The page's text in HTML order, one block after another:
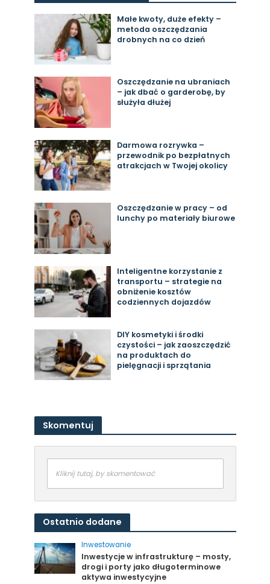
Małe kwoty, duże efekty –
metoda oszczędzania
drobnych na co dzień
Oszczędzanie na ubraniach
– jak dbać o garderobę, by
służyła dłużej
Darmowa rozrywka –
przewodnik po bezpłatnych
atrakcjach w Twojej okolicy
Oszczędzanie w pracy – od
lunchy po materiały biurowe
Inteligentne korzystanie z
transportu – strategie na
obniżenie kosztów
codziennych dojazdów
DIY kosmetyki i środki
czystości – jak zaoszczędzić
na produktach do
pielęgnacji i sprzątania
Skomentuj
Kliknij tutaj, by skomentować
Ostatnio dodane
Inwestowanie
Inwestycje w infrastrukturę – mosty,
drogi i porty jako długoterminowe
aktywa inwestycyjne